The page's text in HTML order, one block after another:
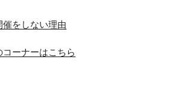
をしない理由
ーナーはこちら